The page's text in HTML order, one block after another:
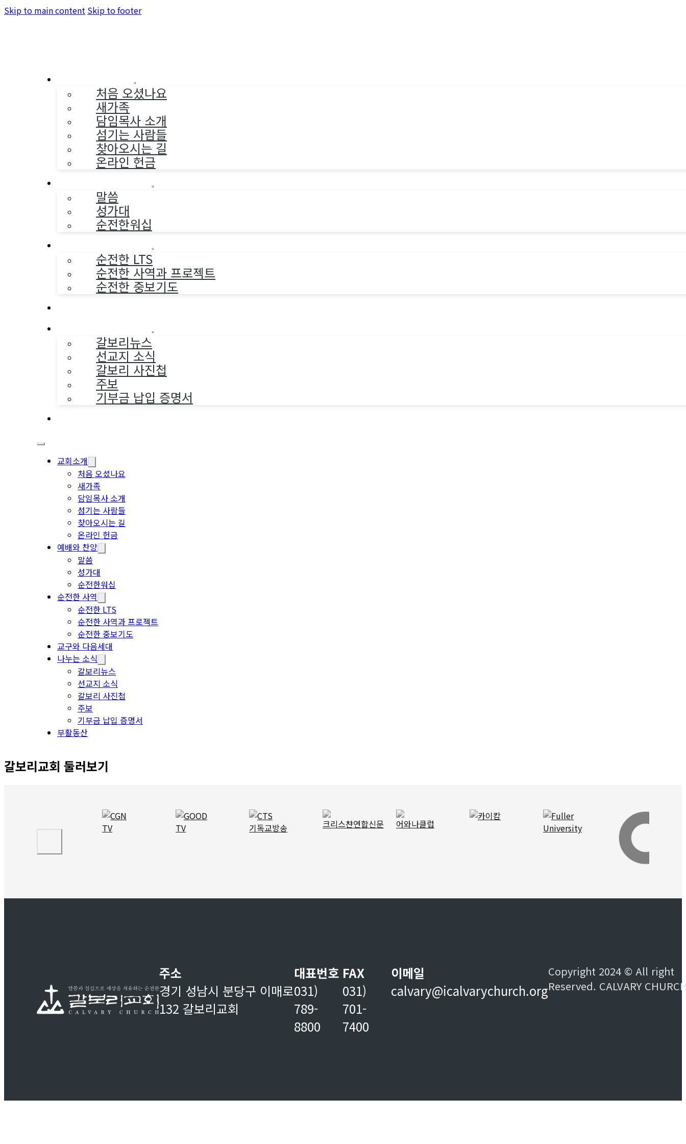
Skip to main content Skip to footer
처음 오셨나요
새가족
담임목사 소개
섬기는 사람들
찾아오시는 길
온라인 헌금
말씀
성가대
순전한워십
순전한 LTS
순전한 사역과 프로젝트
순전한 중보기도
갈보리뉴스
선교지 소식
갈보리 사진첩
주보
기부금 납입 증명서
교회소개
처음 오셨나요
새가족
담임목사 소개
섬기는 사람들
찾아오시는 길
온라인 헌금
예배와 찬양
말씀
성가대
순전한워십
순전한 사역
순전한 LTS
순전한 사역과 프로젝트
순전한 중보기도
교구와 다음세대
나누는 소식
갈보리뉴스
선교지 소식
갈보리 사진첩
주보
기부금 납입 증명서
부활동산
갈보리교회 둘러보기
주소
경기 성남시 분당구 이매로
132 갈보리교회
대표번호
031)
789-
8800
FAX
031)
701-
7400
이메일
calvary@icalvarychurch.org
Copyright 2024 © All right
Reserved. CALVARY